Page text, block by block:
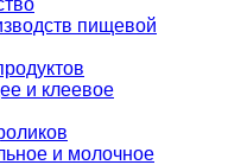
пищевой
и клеевое
и молочное